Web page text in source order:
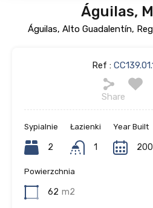
Águilas,
Águilas, Alto Guadalentín,
Ref :
Share
Sypialnie
2
Łazienki
1
Year Built
Powierzchnia
62 m2